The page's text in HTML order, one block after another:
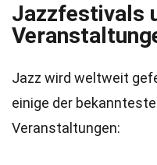
Jazzfestivals
Jazz wird weltweit
einige der
Veranstaltungen: